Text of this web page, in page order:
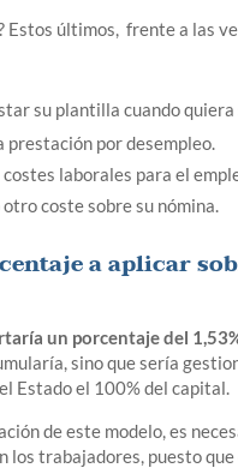
Estos últimos, frente a las
su plantilla cuando
prestación por desempleo.
laborales para el
coste sobre su nómina.
a aplicar
un porcentaje del
sino que sería
Estado el 100% del capital.
de este modelo, es
los trabajadores, puesto